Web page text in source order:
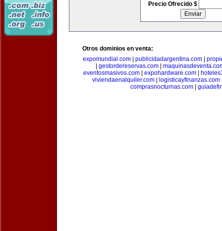
Precio Ofrecido $
Otros dominios en venta:
expomundial.com| publicidadargentina.com|
gestordereservas.com|
eventosmasivos.com
expohardware.com
viviendaenalquiler.com
logisticayfinanzas.com
comprasnocturnas.com